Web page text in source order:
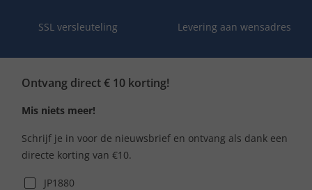
SSL versleuteling Levering aan wensadres
Ontvang direct € 10 korting!
Mis niets meer!
Schrijf je in voor de nieuwsbrief en ontvang als dank een
directe korting van €10.
JP1880